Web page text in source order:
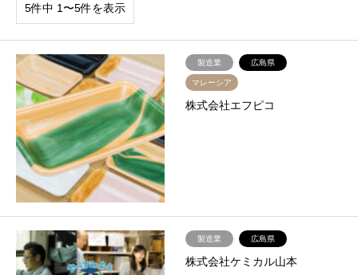
5件中 1〜5件を表示
製造業 広島県
マレーシア
株式会社エフピコ
製造業 広島県
株式会社ケミカル山本